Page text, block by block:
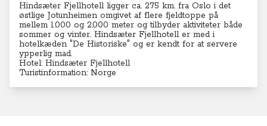
Hindsæter Fjellhotell ligger ca. 275 km. fra Oslo i det
østlige Jotunheimen omgivet af flere fjeldtoppe på
mellem 1.000 og 2.000 meter og tilbyder aktiviteter både
sommer og vinter. Hindsæter Fjellhotell er med i
hotelkæden "De Historiske" og er kendt for at servere
ypperlig mad.
Hotel: Hindsæter Fjellhotell
Turistinformation: Norge